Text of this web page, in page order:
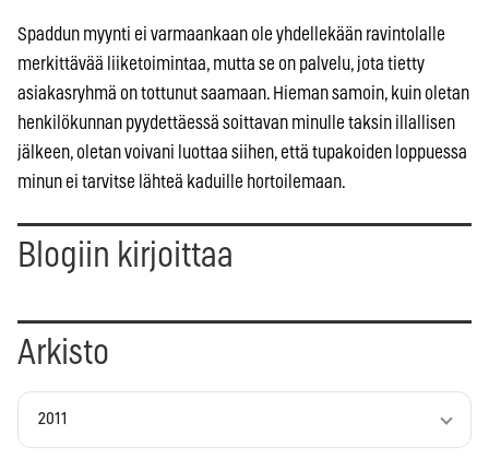
Spaddun myynti ei varmaankaan ole yhdellekään ravintolalle
merkittävää liiketoimintaa, mutta se on palvelu, jota tietty
asiakasryhmä on tottunut saamaan. Hieman samoin, kuin oletan
henkilökunnan pyydettäessä soittavan minulle taksin illallisen
jälkeen, oletan voivani luottaa siihen, että tupakoiden loppuessa
minun ei tarvitse lähteä kaduille hortoilemaan.
Blogiin kirjoittaa
Arkisto
2011